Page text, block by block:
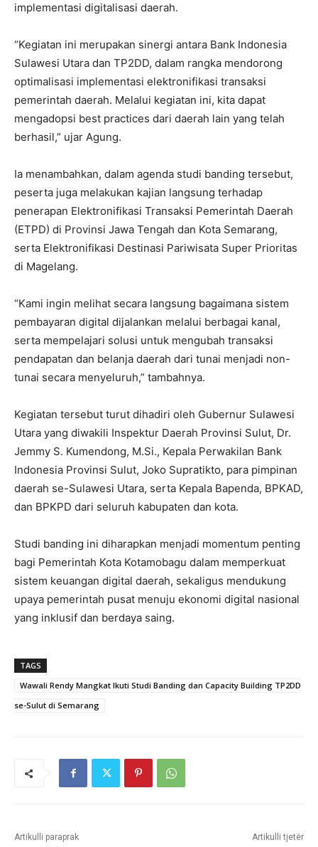
implementasi digitalisasi daerah.
“Kegiatan ini merupakan sinergi antara Bank Indonesia
Sulawesi Utara dan TP2DD, dalam rangka mendorong
optimalisasi implementasi elektronifikasi transaksi
pemerintah daerah. Melalui kegiatan ini, kita dapat
mengadopsi best practices dari daerah lain yang telah
berhasil,” ujar Agung.
Ia menambahkan, dalam agenda studi banding tersebut,
peserta juga melakukan kajian langsung terhadap
penerapan Elektronifikasi Transaksi Pemerintah Daerah
(ETPD) di Provinsi Jawa Tengah dan Kota Semarang,
serta Elektronifikasi Destinasi Pariwisata Super Prioritas
di Magelang.
“Kami ingin melihat secara langsung bagaimana sistem
pembayaran digital dijalankan melalui berbagai kanal,
serta mempelajari solusi untuk mengubah transaksi
pendapatan dan belanja daerah dari tunai menjadi non-
tunai secara menyeluruh,” tambahnya.
Kegiatan tersebut turut dihadiri oleh Gubernur Sulawesi
Utara yang diwakili Inspektur Daerah Provinsi Sulut, Dr.
Jemmy S. Kumendong, M.Si., Kepala Perwakilan Bank
Indonesia Provinsi Sulut, Joko Supratikto, para pimpinan
daerah se-Sulawesi Utara, serta Kepala Bapenda, BPKAD,
dan BPKPD dari seluruh kabupaten dan kota.
Studi banding ini diharapkan menjadi momentum penting
bagi Pemerintah Kota Kotamobagu dalam memperkuat
sistem keuangan digital daerah, sekaligus mendukung
upaya pemerintah pusat menuju ekonomi digital nasional
yang inklusif dan berdaya saing.
TAGS
Wawali Rendy Mangkat Ikuti Studi Banding dan Capacity Building TP2DD
se-Sulut di Semarang
Artikulli paraprak Artikulli tjetër